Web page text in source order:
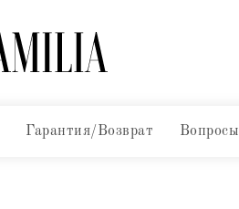
Гарантия/Возврат Вопросы